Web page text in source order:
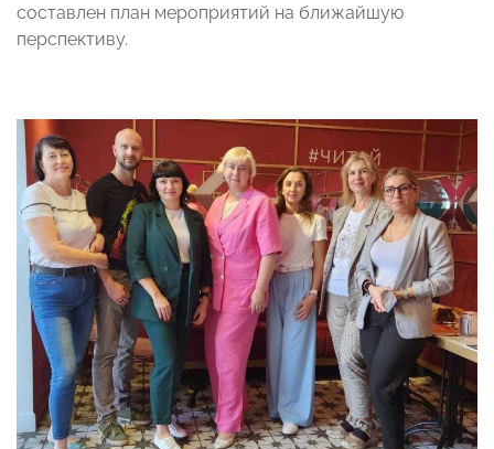
составлен план мероприятий на ближайшую
перспективу.